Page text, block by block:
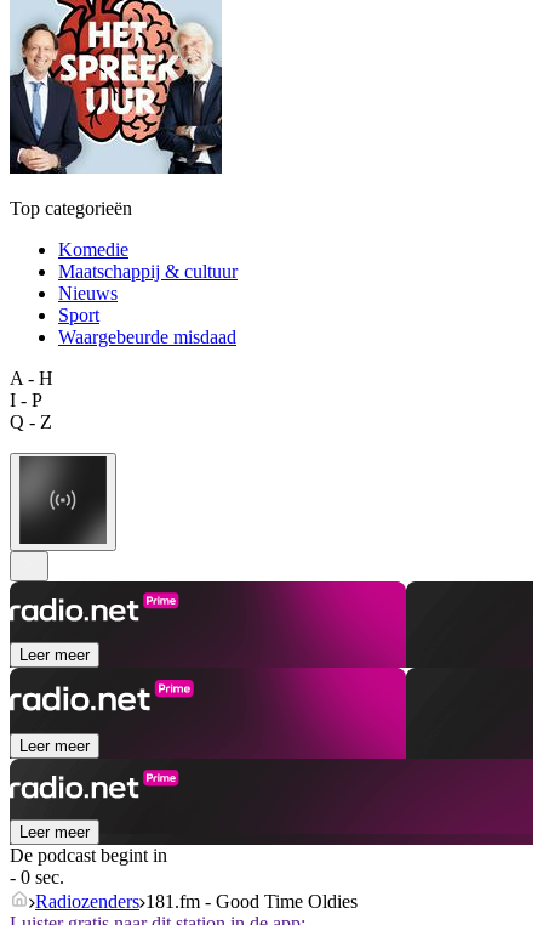
Top categorieën
Komedie
Maatschappij & cultuur
Nieuws
Sport
Waargebeurde misdaad
A - H
I - P
Q - Z
Leer meer
Leer meer
Leer meer
De podcast begint in
- 0 sec.
Radiozenders 181.fm - Good Time Oldies